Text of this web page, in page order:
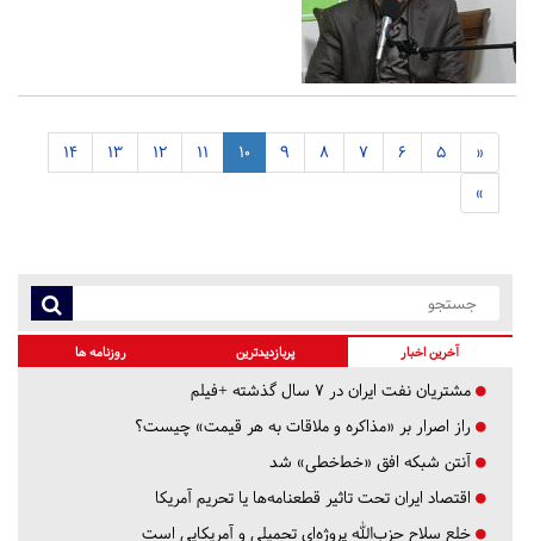
«
5
6
7
8
9
10
11
12
13
14
»
آخرین اخبار پربازدیدترین روزنامه ها
مشتریان نفت ایران در ۷ سال گذشته +فیلم
راز اصرار بر «مذاکره و ملاقات به هر قیمت» چیست؟
آنتن شبکه افق «خط‌خطی» شد
اقتصاد ایران تحت تاثیر قطعنامه‌ها یا تحریم‌ آمریکا
خلع سلاح حزب‌الله پروژه‌ای تحمیلی و آمریکایی است